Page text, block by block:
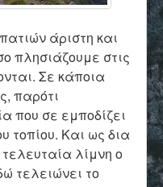
άριστη και
πλησιάζουμε στις
Σε κάποια
παρότι
που σε εμποδίζει
τοπίου. Και ως δια
λίμνη ο
τελειώνει το